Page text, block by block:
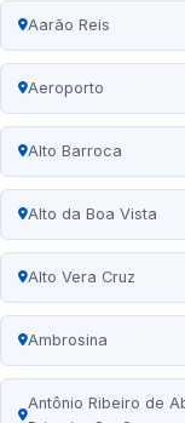
Aarão Reis
Aeroporto
Alto Barroca
Alto da Boa Vista
Alto Vera Cruz
Ambrosina
Antônio Ribeiro de